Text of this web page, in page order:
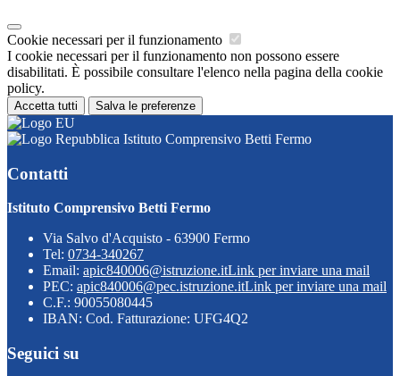
Cookie necessari per il funzionamento
I cookie necessari per il funzionamento non possono essere
disabilitati. È possibile consultare l'elenco nella pagina della cookie
policy.
Accetta tutti Salva le preferenze
Istituto Comprensivo Betti Fermo
Contatti
Istituto Comprensivo Betti Fermo
Via Salvo d'Acquisto - 63900 Fermo
Tel: 0734-340267
Email: apic840006@istruzione.itLink per inviare una mail
PEC: apic840006@pec.istruzione.itLink per inviare una mail
C.F.: 90055080445
IBAN: Cod. Fatturazione: UFG4Q2
Seguici su